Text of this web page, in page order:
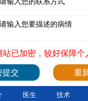
站已加密，较好保障个
医生 技术